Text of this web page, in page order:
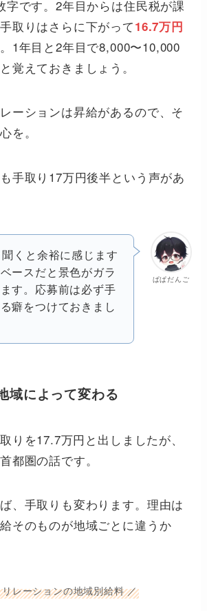
字です。2年目からは住民税が課
取りはさらに下がって16.7万円
1年目と2年目で8,000〜10,000
覚えておきましょう。
ーションは昇給があるので、そ
を。
手取り17万円後半という声があ
ぱぱだんご
くと余裕に感じます
ースだと景色がガラ
す。応募前は必ず手
癖をつけておきまし
域によって変わる
りを17.7万円と出しましたが、
都圏の話です。
、手取りも変わります。理由は
そのものが地域ごとに違うか
レーションの地域別給料 ／